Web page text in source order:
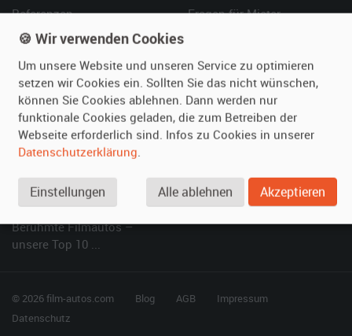
Referenzen
Kundenmeinungen
Fragen für Mieter
Vermieten
Oldtimer anmelden
Fotos senden
Fragen für Vermieter
Hilfe
Häufige Fragen (FAQ)
So funktioniert's
SPECIAL
Berühmte Filmautos –
unsere Top 10 ...
© 2026 film-autos.com Blog AGB
Impressum
Datenschutz
🍪 Wir verwenden Cookies
Um unsere Website und unseren Service zu optimieren
setzen wir Cookies ein. Sollten Sie das nicht wünschen,
können Sie Cookies ablehnen. Dann werden nur
funktionale Cookies geladen, die zum Betreiben der
Webseite erforderlich sind. Infos zu Cookies in unserer
Datenschutzerklärung.
Einstellungen Alle ablehnen Akzeptieren